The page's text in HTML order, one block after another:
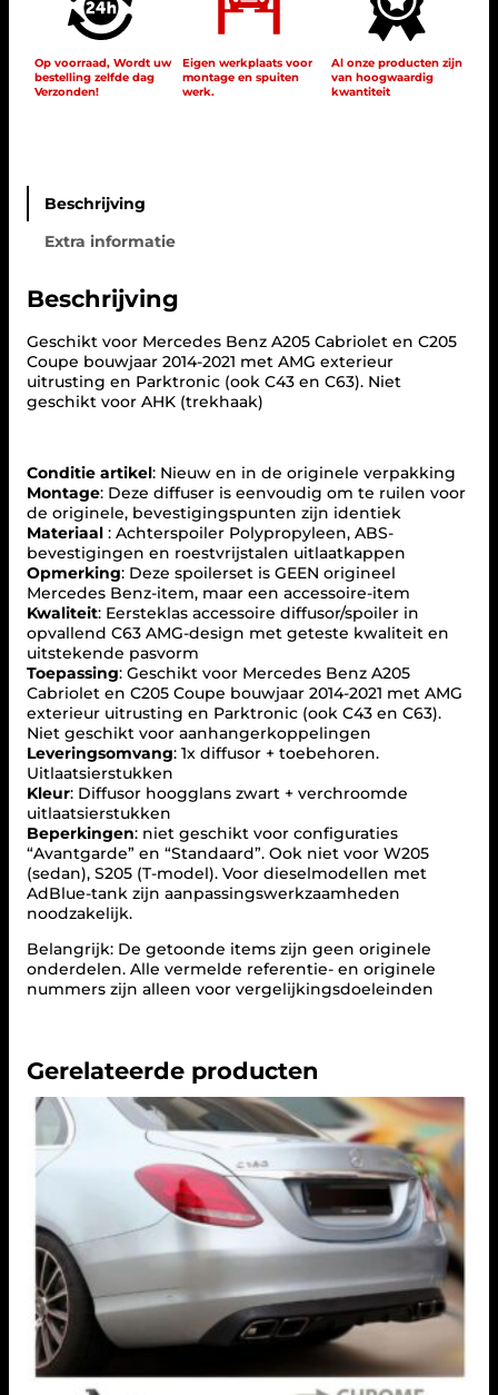
C
0
C
a
s
e
d
i
u
s
e
r
+
u
i
t
l
a
a
t
s
t
u
k
k
e
n
(
C
H
R
O
O
M
)
6
3
A
G
g
n
Op voorraad, Wordt uw
bestelling zelfde dag
Verzonden!
Eigen werkplaats voor
montage en spuiten
werk.
Al onze producten zijn
van hoogwaardig
kwantiteit
Beschrijving
Extra informatie
Beschrijving
Geschikt voor Mercedes Benz A205 Cabriolet en C205
Coupe bouwjaar 2014-2021 met AMG exterieur
uitrusting en Parktronic (ook C43 en C63). Niet
geschikt voor AHK (trekhaak)
Conditie artikel: Nieuw en in de originele verpakking
Montage: Deze diffuser is eenvoudig om te ruilen voor
de originele, bevestigingspunten zijn identiek
Materiaal : Achterspoiler Polypropyleen, ABS-
bevestigingen en roestvrijstalen uitlaatkappen
Opmerking: Deze spoilerset is GEEN origineel
Mercedes Benz-item, maar een accessoire-item
Kwaliteit: Eersteklas accessoire diffusor/spoiler in
opvallend C63 AMG-design met geteste kwaliteit en
uitstekende pasvorm
Toepassing: Geschikt voor Mercedes Benz A205
Cabriolet en C205 Coupe bouwjaar 2014-2021 met AMG
exterieur uitrusting en Parktronic (ook C43 en C63).
Niet geschikt voor aanhangerkoppelingen
Leveringsomvang: 1x diffusor + toebehoren.
Uitlaatsierstukken
Kleur: Diffusor hoogglans zwart + verchroomde
uitlaatsierstukken
Beperkingen: niet geschikt voor configuraties
“Avantgarde” en “Standaard”. Ook niet voor W205
(sedan), S205 (T-model). Voor dieselmodellen met
AdBlue-tank zijn aanpassingswerkzaamheden
noodzakelijk.
Belangrijk: De getoonde items zijn geen originele
onderdelen. Alle vermelde referentie- en originele
nummers zijn alleen voor vergelijkingsdoeleinden
Gerelateerde producten